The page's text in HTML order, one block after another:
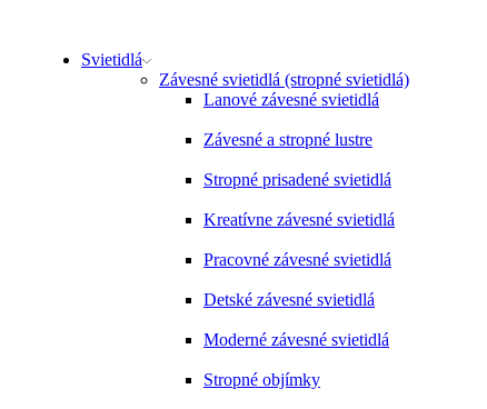
Svietidlá
Závesné svietidlá (stropné svietidlá)
Lanové závesné svietidlá
Závesné a stropné lustre
Stropné prisadené svietidlá
Kreatívne závesné svietidlá
Pracovné závesné svietidlá
Detské závesné svietidlá
Moderné závesné svietidlá
Stropné objímky